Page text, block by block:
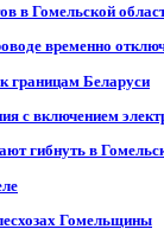
в Гомельской
временно
границам Беларуси
с включением
гибнуть в
Гомельщины